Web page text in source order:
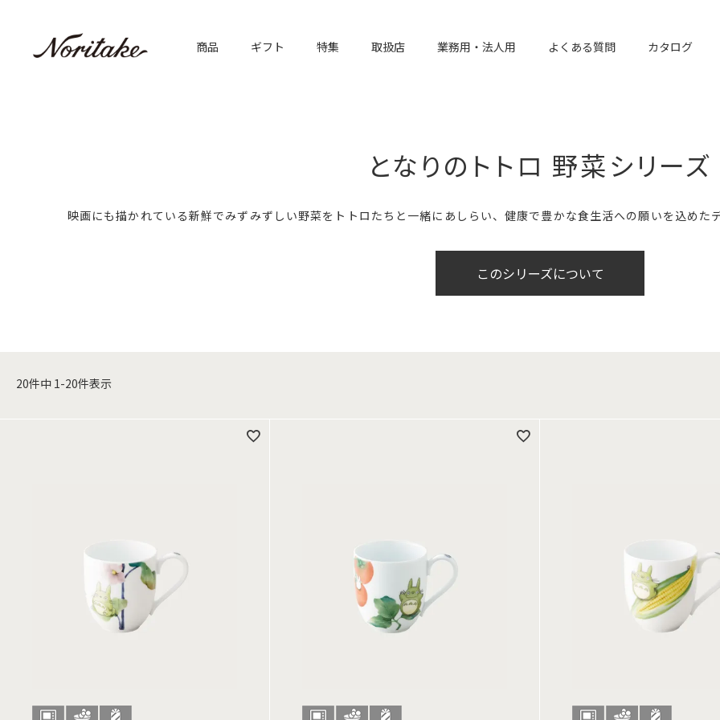
商品 ギフト 特集 取扱店 業務用・法人用 よくある質問 カタログ
となりのトトロ 野菜シリーズ
映画にも描かれている新鮮でみずみずしい野菜をトトロたちと一緒にあしらい、健康で豊かな食生活への願いを込めた
このシリーズについて
20件中 1-20件表示